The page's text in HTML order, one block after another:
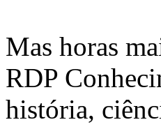
Mas horas
RDP
história,